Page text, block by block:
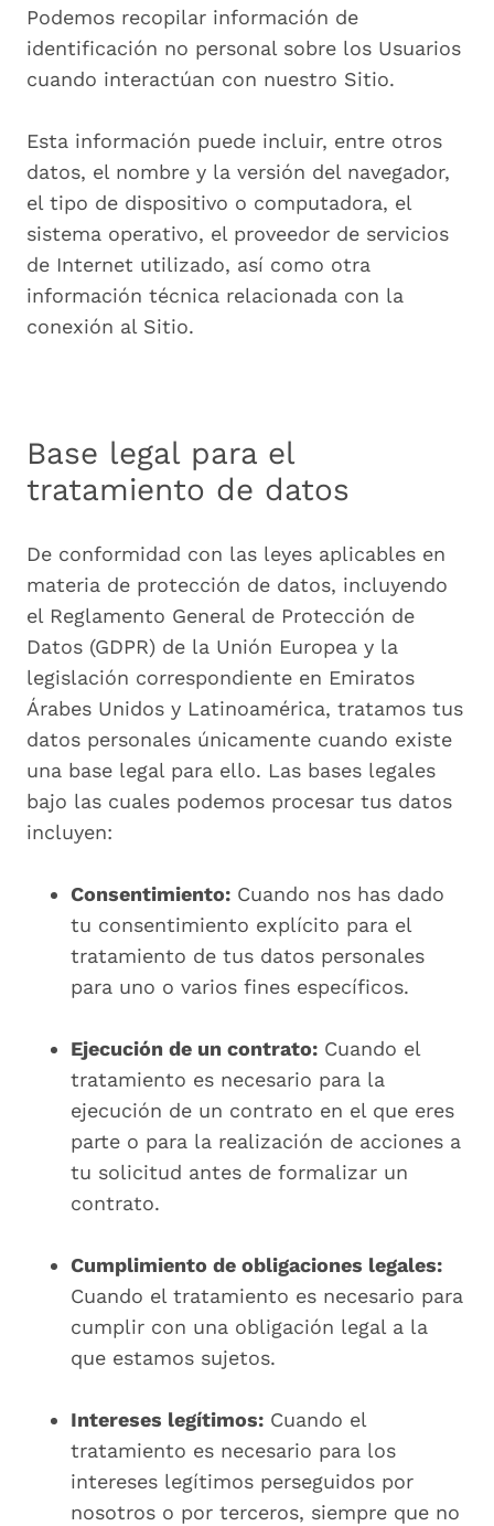
Podemos recopilar información de
identificación no personal sobre los Usuarios
cuando interactúan con nuestro Sitio.
Esta información puede incluir, entre otros
datos, el nombre y la versión del navegador,
el tipo de dispositivo o computadora, el
sistema operativo, el proveedor de servicios
de Internet utilizado, así como otra
información técnica relacionada con la
conexión al Sitio.
Base legal para el
tratamiento de datos
De conformidad con las leyes aplicables en
materia de protección de datos, incluyendo
el Reglamento General de Protección de
Datos (GDPR) de la Unión Europea y la
legislación correspondiente en Emiratos
Árabes Unidos y Latinoamérica, tratamos tus
datos personales únicamente cuando existe
una base legal para ello. Las bases legales
bajo las cuales podemos procesar tus datos
incluyen:
Consentimiento: Cuando nos has dado
tu consentimiento explícito para el
tratamiento de tus datos personales
para uno o varios fines específicos.
Ejecución de un contrato: Cuando el
tratamiento es necesario para la
ejecución de un contrato en el que eres
parte o para la realización de acciones a
tu solicitud antes de formalizar un
contrato.
Cumplimiento de obligaciones legales:
Cuando el tratamiento es necesario para
cumplir con una obligación legal a la
que estamos sujetos.
Intereses legítimos: Cuando el
tratamiento es necesario para los
intereses legítimos perseguidos por
nosotros o por terceros, siempre que no